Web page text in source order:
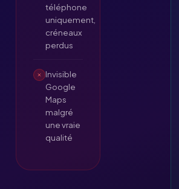
téléphone
uniquement,
créneaux
perdus
Invisible
Google
Maps
malgré
une vraie
qualité